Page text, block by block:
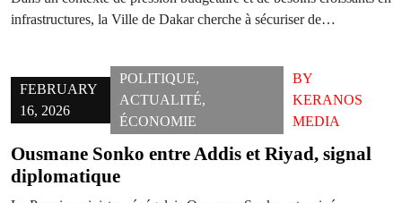
infrastructures, la Ville de Dakar cherche à sécuriser de…
FEBRUARY
16, 2026
POLITIQUE,
ACTUALITÉ,
ÉCONOMIE
BY
KERANOS
MEDIA
Ousmane Sonko entre Addis et Riyad, signal
diplomatique